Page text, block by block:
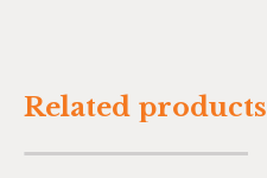
Related products